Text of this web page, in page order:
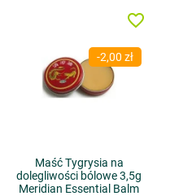
-2,00 zł
Maść Tygrysia na
dolegliwości bólowe 3,5g
Meridian Essential Balm
favorite_border